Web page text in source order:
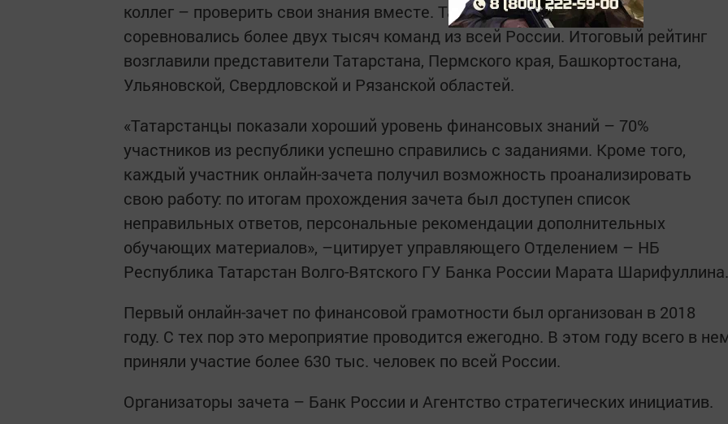
коллег – проверить свои знания вместе. Так, в командном зачете
соревновались более двух тысяч команд из всей России. Итоговый рейтинг
возглавили представители Татарстана, Пермского края, Башкортостана,
Ульяновской, Свердловской и Рязанской областей.
«Татарстанцы показали хороший уровень финансовых знаний – 70%
участников из республики успешно справились с заданиями. Кроме того,
каждый участник онлайн-зачета получил возможность проанализировать
свою работу: по итогам прохождения зачета был доступен список
неправильных ответов, персональные рекомендации дополнительных
обучающих материалов», –цитирует управляющего Отделением – НБ
Республика Татарстан Волго-Вятского ГУ Банка России Марата Шарифуллина.
Первый онлайн-зачет по финансовой грамотности был организован в 2018
году. С тех пор это мероприятие проводится ежегодно. В этом году всего в
приняли участие более 630 тыс. человек по всей России.
Организаторы зачета – Банк России и Агентство стратегических инициатив.